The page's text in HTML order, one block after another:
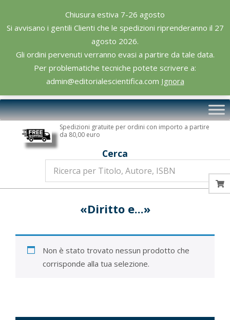
Chiusura estiva 7-26 agosto
Si avvisano i gentili Clienti che le spedizioni riprenderanno il 27
agosto 2026.
Gli ordini pervenuti verranno evasi a partire da tale data.
Per problematiche tecniche potete scrivere a:
admin@editorialescientifica.com Ignora
content
Editoriale
Scientifica
Primary
Navigation
Spedizioni gratuite per ordini con importo a partire
da 80,00 euro
Cerca
«Diritto e...»
Non è stato trovato nessun prodotto che
corrisponde alla tua selezione.